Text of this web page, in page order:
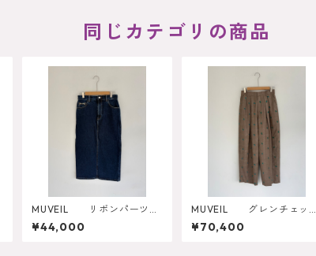
同じカテゴリの商品
MUVEIL リボンパーツ付
デニムスカート MA262FS
003
¥44,000
MUVEIL グレンチェック
ローズパンツ MA262FP
003
¥70,400